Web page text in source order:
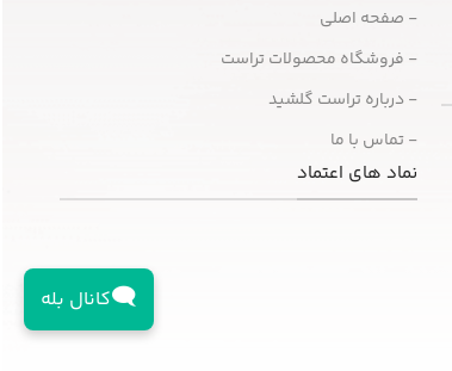
🗨️کانال بله
- صفحه اصلی
- فروشگاه محصولات تراست
- درباره تراست گلشید
- تماس با ما
نماد های اعتماد